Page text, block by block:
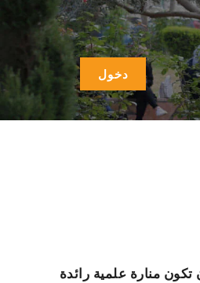
دخول
منارة علمية رائدة